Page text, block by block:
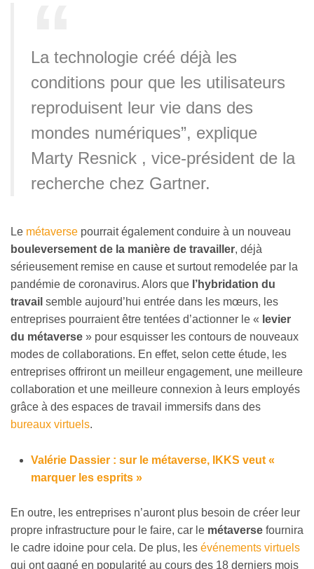
La technologie créé déjà les
conditions pour que les utilisateurs
reproduisent leur vie dans des
mondes numériques”, explique
Marty Resnick , vice-président de la
recherche chez Gartner.
Le métaverse pourrait également conduire à un nouveau
bouleversement de la manière de travailler, déjà
sérieusement remise en cause et surtout remodelée par la
pandémie de coronavirus. Alors que l’hybridation du
travail semble aujourd’hui entrée dans les mœurs, les
entreprises pourraient être tentées d’actionner le « levier
du métaverse » pour esquisser les contours de nouveaux
modes de collaborations. En effet, selon cette étude, les
entreprises offriront un meilleur engagement, une meilleure
collaboration et une meilleure connexion à leurs employés
grâce à des espaces de travail immersifs dans des
bureaux virtuels.
Valérie Dassier : sur le métaverse, IKKS veut «
marquer les esprits »
En outre, les entreprises n’auront plus besoin de créer leur
propre infrastructure pour le faire, car le métaverse fournira
le cadre idoine pour cela. De plus, les événements virtuels
qui ont gagné en popularité au cours des 18 derniers mois